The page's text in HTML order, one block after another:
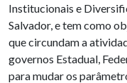
Institucionais e
Salvador, e tem como
que circundam a
governos Estadual,
para mudar os